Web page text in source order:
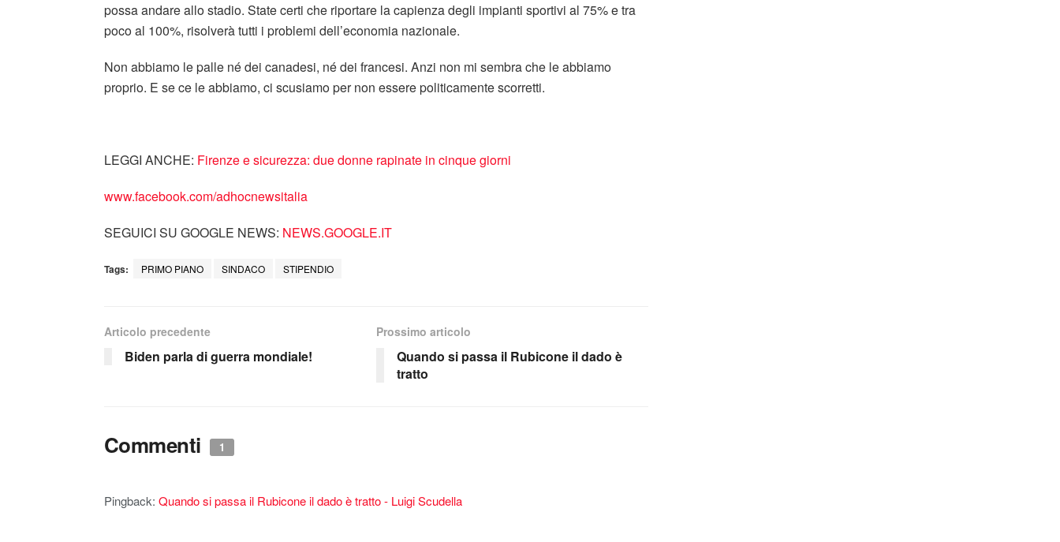
possa andare allo stadio. State certi che riportare la capienza degli impianti sportivi al 75% e tra
poco al 100%, risolverà tutti i problemi dell’economia nazionale.
Non abbiamo le palle né dei canadesi, né dei francesi. Anzi non mi sembra che le abbiamo
proprio. E se ce le abbiamo, ci scusiamo per non essere politicamente scorretti.
LEGGI ANCHE: Firenze e sicurezza: due donne rapinate in cinque giorni
www.facebook.com/adhocnewsitalia
SEGUICI SU GOOGLE NEWS: NEWS.GOOGLE.IT
Tags: PRIMO PIANO SINDACO STIPENDIO
Articolo precedente
Biden parla di guerra mondiale!
Prossimo articolo
Quando si passa il Rubicone il dado è
tratto
Commenti 1
Pingback: Quando si passa il Rubicone il dado è tratto - Luigi Scudella